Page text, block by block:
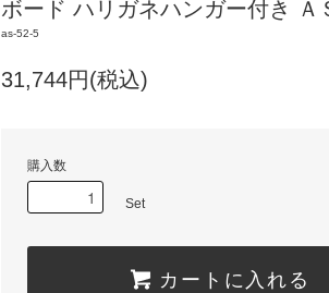
ボード ハリガネハンガー付き Ａ
as-52-5
31,744円(税込)
購入数
Set
カートに入れる